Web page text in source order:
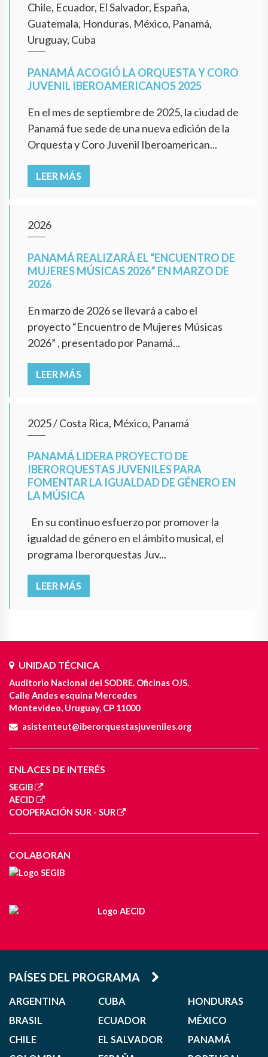
Chile, Ecuador, El Salvador, España,
Guatemala, Honduras, México, Panamá,
Uruguay, Cuba
PANAMÁ ACOGIÓ LA ORQUESTA Y CORO
JUVENIL IBEROAMERICANOS 2025
En el mes de septiembre de 2025, la ciudad de
Panamá fue sede de una nueva edición de la
Orquesta y Coro Juvenil Iberoamerican...
LEER MÁS
2026
PANAMÁ REALIZARÁ EL “ENCUENTRO DE
MUJERES MÚSICAS 2026” EN MARZO DE
2026
En marzo de 2026 se llevará a cabo el
proyecto “Encuentro de Mujeres Músicas
2026” , presentado por Panamá...
LEER MÁS
2025/Costa Rica, México, Panamá
PANAMÁ LIDERA PROYECTO DE
IBERORQUESTAS JUVENILES PARA
FOMENTAR LA IGUALDAD DE GÉNERO EN
LA MÚSICA
En su continuo esfuerzo por promover la
igualdad de género en el ámbito musical, el
programa Iberorquestas Juv...
LEER MÁS
UNIDAD TÉCNICA
Auditorio Nacional del SODRE. Oficinas OJS.
Calle Andes esquina Mercedes
Montevideo, Uruguay, CP 11000
asistenteut@iberorquestasjuveniles.org
ENLACES DE INTERÉS
SEGIB
AECID
COOPERACIÓN SUR - SUR
COLABORAN
PAÍSES DEL PROGRAMA
ARGENTINA
BRASIL
CHILE
CUBA
ECUADOR
EL SALVADOR
HONDURAS
MÉXICO
PANAMÁ